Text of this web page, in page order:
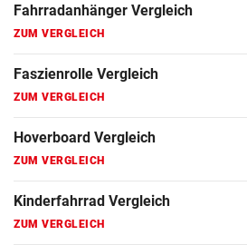
Fahrradanhänger Vergleich
ZUM VERGLEICH
Faszienrolle Vergleich
ZUM VERGLEICH
Hoverboard Vergleich
ZUM VERGLEICH
Kinderfahrrad Vergleich
ZUM VERGLEICH